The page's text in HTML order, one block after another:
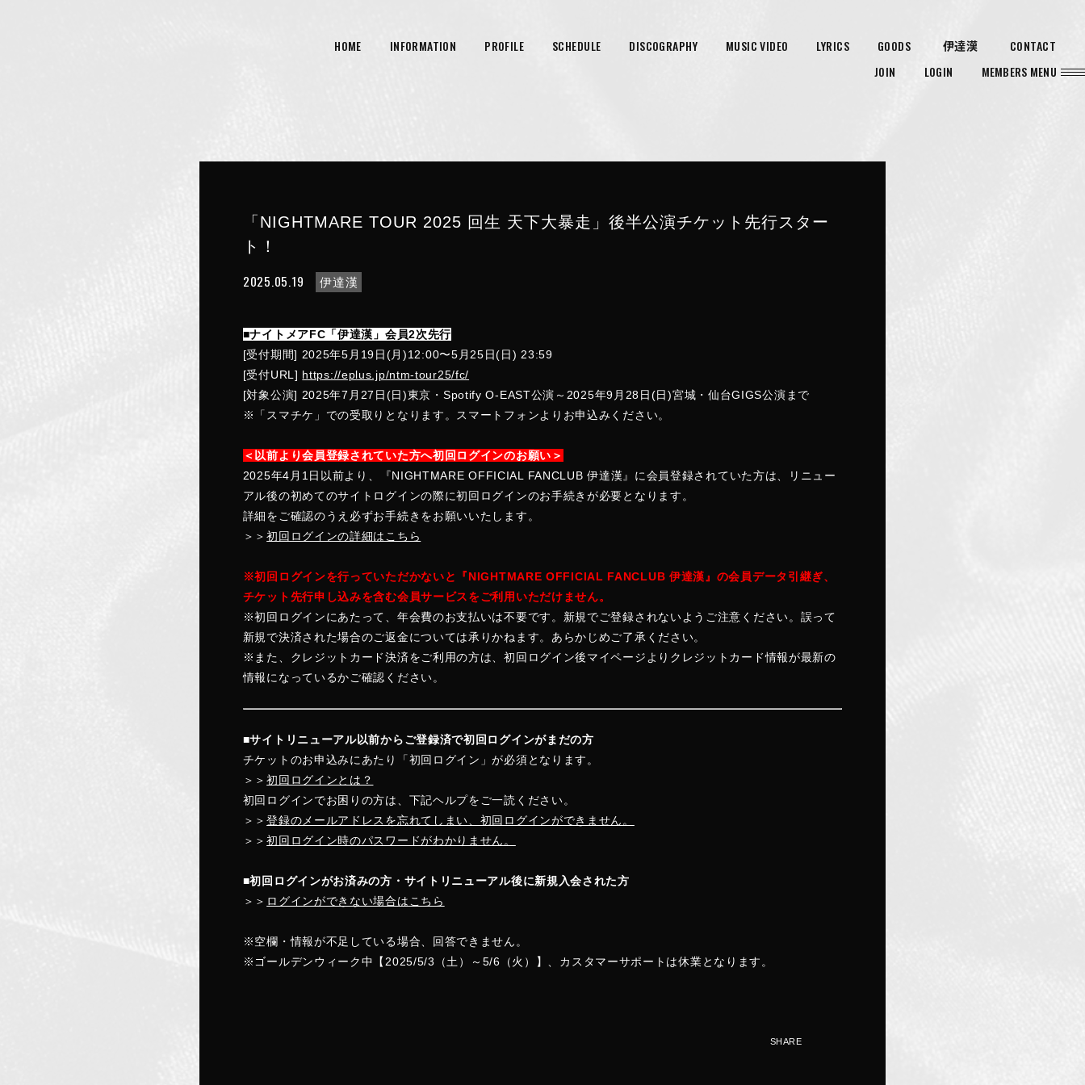
HOME INFORMATION PROFILE SCHEDULE DISCOGRAPHY MUSIC VIDEO LYRICS GOODS 伊達漢
CONTACT
JOIN
LOGIN MEMBERS MENU
「NIGHTMARE TOUR 2025 回生 天下大暴走」後半公演チケット先行スター
ト！
2025.05.19
伊達漢
■ナイトメアFC「伊達漢」会員2次先行
[受付期間] 2025年5月19日(月)12:00〜5月25日(日) 23:59
[受付URL] https://eplus.jp/ntm-tour25/fc/
[対象公演] 2025年7月27日(日)東京・Spotify O-EAST公演～2025年9月28日(日)宮城・仙台GIGS公演まで
※「スマチケ」での受取りとなります。スマートフォンよりお申込みください。
＜以前より会員登録されていた方へ初回ログインのお願い＞
2025年4月1日以前より、『NIGHTMARE OFFICIAL FANCLUB 伊達漢』に会員登録されていた方は、リニュー
アル後の初めてのサイトログインの際に初回ログインのお手続きが必要となります。
詳細をご確認のうえ必ずお手続きをお願いいたします。
＞＞初回ログインの詳細はこちら
※初回ログインを行っていただかないと『NIGHTMARE OFFICIAL FANCLUB 伊達漢』の会員データ引継ぎ、
チケット先行申し込みを含む会員サービスをご利用いただけません。
※初回ログインにあたって、年会費のお支払いは不要です。新規でご登録されないようご注意ください。誤って
新規で決済された場合のご返金については承りかねます。あらかじめご了承ください。
※また、クレジットカード決済をご利用の方は、初回ログイン後マイページよりクレジットカード情報が最新の
情報になっているかご確認ください。
■サイトリニューアル以前からご登録済で初回ログインがまだの方
チケットのお申込みにあたり「初回ログイン」が必須となります。
＞＞初回ログインとは？
初回ログインでお困りの方は、下記ヘルプをご一読ください。
＞＞登録のメールアドレスを忘れてしまい、初回ログインができません。
＞＞初回ログイン時のパスワードがわかりません。
■初回ログインがお済みの方・サイトリニューアル後に新規入会された方
＞＞ ログインができない場合はこちら
※空欄・情報が不足している場合、回答できません。
※ゴールデンウィーク中【2025/5/3（土）～5/6（火）】、カスタマーサポートは休業となります。
SHARE